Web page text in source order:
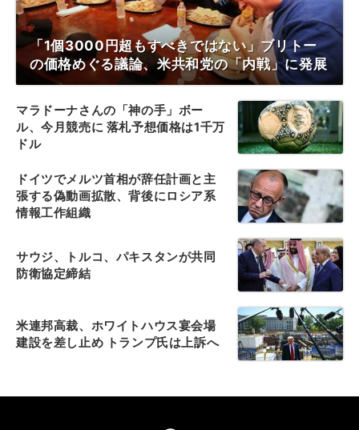
「1個3000円超もすべきではない」ブリトー
の価格めぐる議論、米共和党の「内戦」に発展
マラドーナさんの「神の手」ボー
ル、今月競売に 落札予想価格は1千万
ドル
ドイツでメルツ首相が辞任計画と主
張する偽動画拡散、背後にロシア系
情報工作組織
サウジ、トルコ、パキスタンが共同
防衛協定締結
米連邦高裁、ホワイトハウス宴会場
建設を差し止め トランプ氏は上訴へ